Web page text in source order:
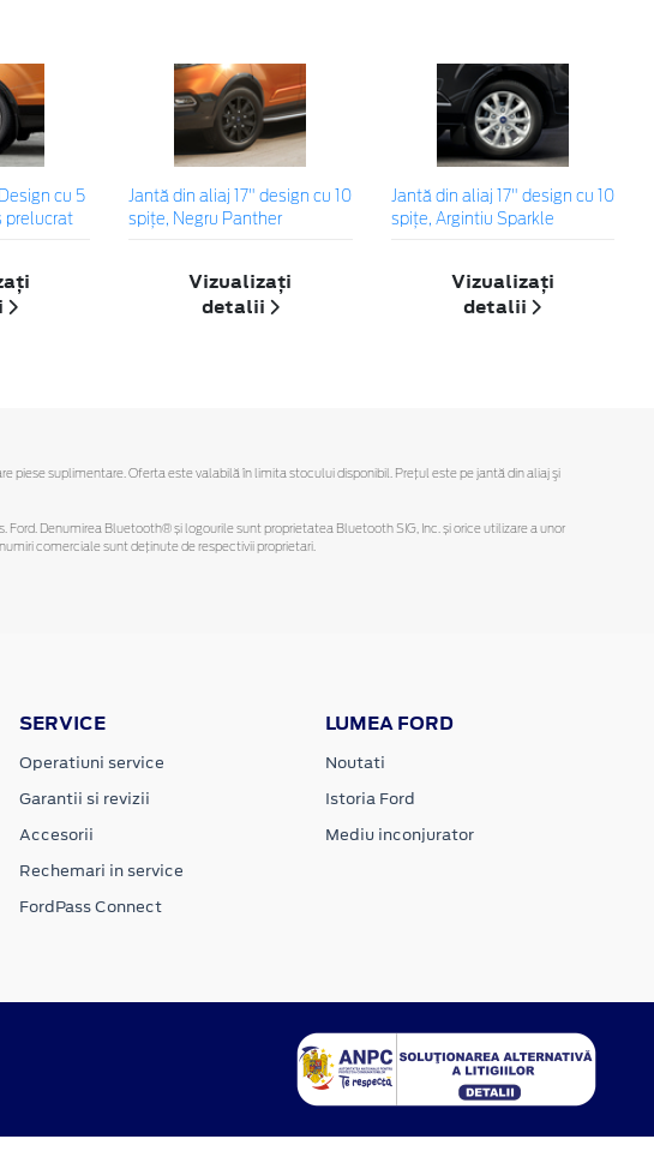
cu 5
prelucrat
Jantă din aliaj 17" design cu 10
spițe, Negru Panther
Vizualizați
detalii
Jantă din aliaj 17" design cu 10
spițe, Argintiu Sparkle
Vizualizați
detalii
piese suplimentare. Oferta este valabilă în limita stocului disponibil. Preţul este pe jantă din aliaj şi
Denumirea Bluetooth® și logourile sunt proprietatea Bluetooth SIG, Inc. și orice utilizare a unor
comerciale sunt deținute de respectivii proprietari.
SERVICE
Operatiuni service
Garantii si revizii
Accesorii
Rechemari in service
FordPass Connect
LUMEA FORD
Noutati
Istoria Ford
Mediu inconjurator